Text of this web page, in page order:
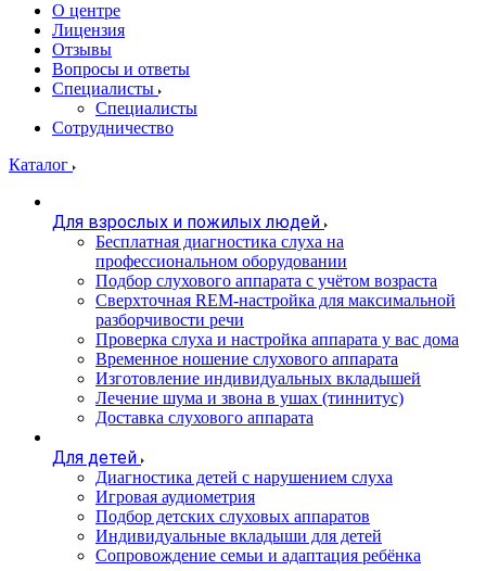
О центре
Лицензия
Отзывы
Вопросы и ответы
Специалисты
Специалисты
Сотрудничество
Каталог
Для взрослых и пожилых людей
Бесплатная диагностика слуха на
профессиональном оборудовании
Подбор слухового аппарата с учётом возраста
Сверхточная REM-настройка для максимальной
разборчивости речи
Проверка слуха и настройка аппарата у вас дома
Временное ношение слухового аппарата
Изготовление индивидуальных вкладышей
Лечение шума и звона в ушах (тиннитус)
Доставка слухового аппарата
Для детей
Диагностика детей с нарушением слуха
Игровая аудиометрия
Подбор детских слуховых аппаратов
Индивидуальные вкладыши для детей
Сопровождение семьи и адаптация ребёнка